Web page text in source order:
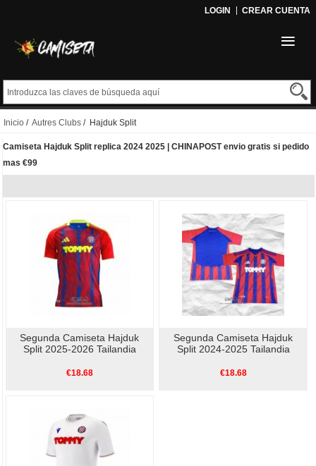
LOGIN CREAR CUENTA
Inicio / Autres Clubs / Hajduk Split
Camiseta Hajduk Split replica 2024 2025 | CHINAPOST envio gratis si pedido
mas €99
Segunda Camiseta Hajduk
Split 2025-2026 Tailandia
€18.68
Segunda Camiseta Hajduk
Split 2024-2025 Tailandia
€18.68